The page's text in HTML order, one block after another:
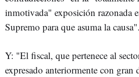
inmotivada" exposición razonada
Supremo para que asuma la causa".
Y: "El fiscal, que pertenece al
expresado anteriormente con gran